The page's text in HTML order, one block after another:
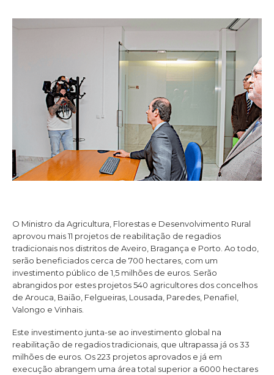
O Ministro da Agricultura, Florestas e Desenvolvimento Rural
aprovou mais 11 projetos de reabilitação de regadios
tradicionais nos distritos de Aveiro, Bragança e Porto. Ao todo,
serão beneficiados cerca de 700 hectares, com um
investimento público de 1,5 milhões de euros. Serão
abrangidos por estes projetos 540 agricultores dos concelhos
de Arouca, Baião, Felgueiras, Lousada, Paredes, Penafiel,
Valongo e Vinhais.
Este investimento junta-se ao investimento global na
reabilitação de regadios tradicionais, que ultrapassa já os 33
milhões de euros. Os 223 projetos aprovados e já em
execução abrangem uma área total superior a 6000 hectares